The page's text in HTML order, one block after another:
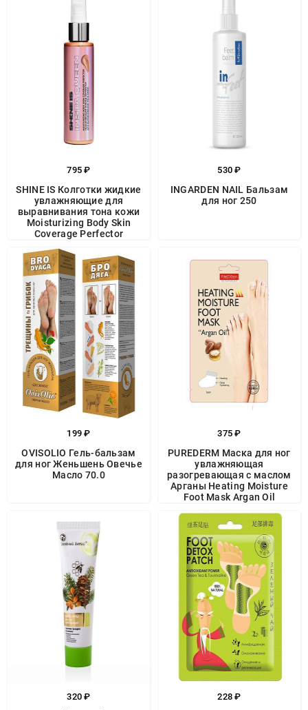
795 ₽
SHINE IS Колготки жидкие
увлажняющие для
выравнивания тона кожи
Moisturizing Body Skin
Coverage Perfector
530 ₽
INGARDEN NAIL Бальзам
для ног 250
199 ₽
OVISOLIO Гель-бальзам
для ног Женьшень Овечье
Масло 70.0
375 ₽
PUREDERM Маска для ног
увлажняющая
разогревающая с маслом
Арганы Heating Moisture
Foot Mask Argan Oil
320 ₽ 228 ₽